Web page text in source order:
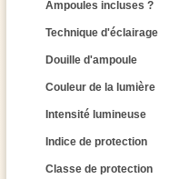
Ampoules incluses ?
Technique d'éclairage
Douille d'ampoule
Couleur de la lumière
Intensité lumineuse
Indice de protection
Classe de protection